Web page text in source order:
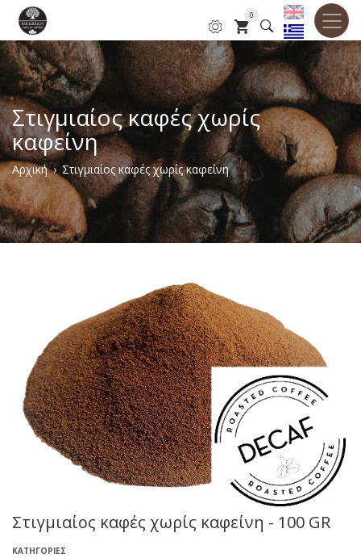
Παράκαμψη
προς
το
κυρίως
περιεχόμενο
0
Στιγμιαίος καφές χωρίς
καφείνη
Breadcrumb
Αρχική Στιγμιαίος καφές χωρίς καφείνη
Στιγμιαίος καφές χωρίς καφείνη - 100 GR
ΚΑΤΗΓΟΡΊΕΣ